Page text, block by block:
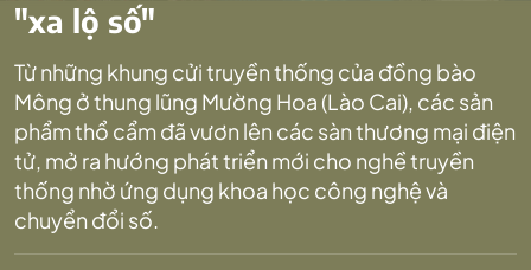
"xa lộ số"
Từ những khung cửi truyền thống của đồng bào
Mông ở thung lũng Mường Hoa (Lào Cai), các sản
phẩm thổ cẩm đã vươn lên các sàn thương mại điện
tử, mở ra hướng phát triển mới cho nghề truyền
thống nhờ ứng dụng khoa học công nghệ và
chuyển đổi số.